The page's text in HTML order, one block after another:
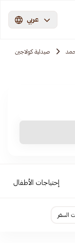
عربي
صيدلية كولاجين
إحتياجات الأطفال
السفر